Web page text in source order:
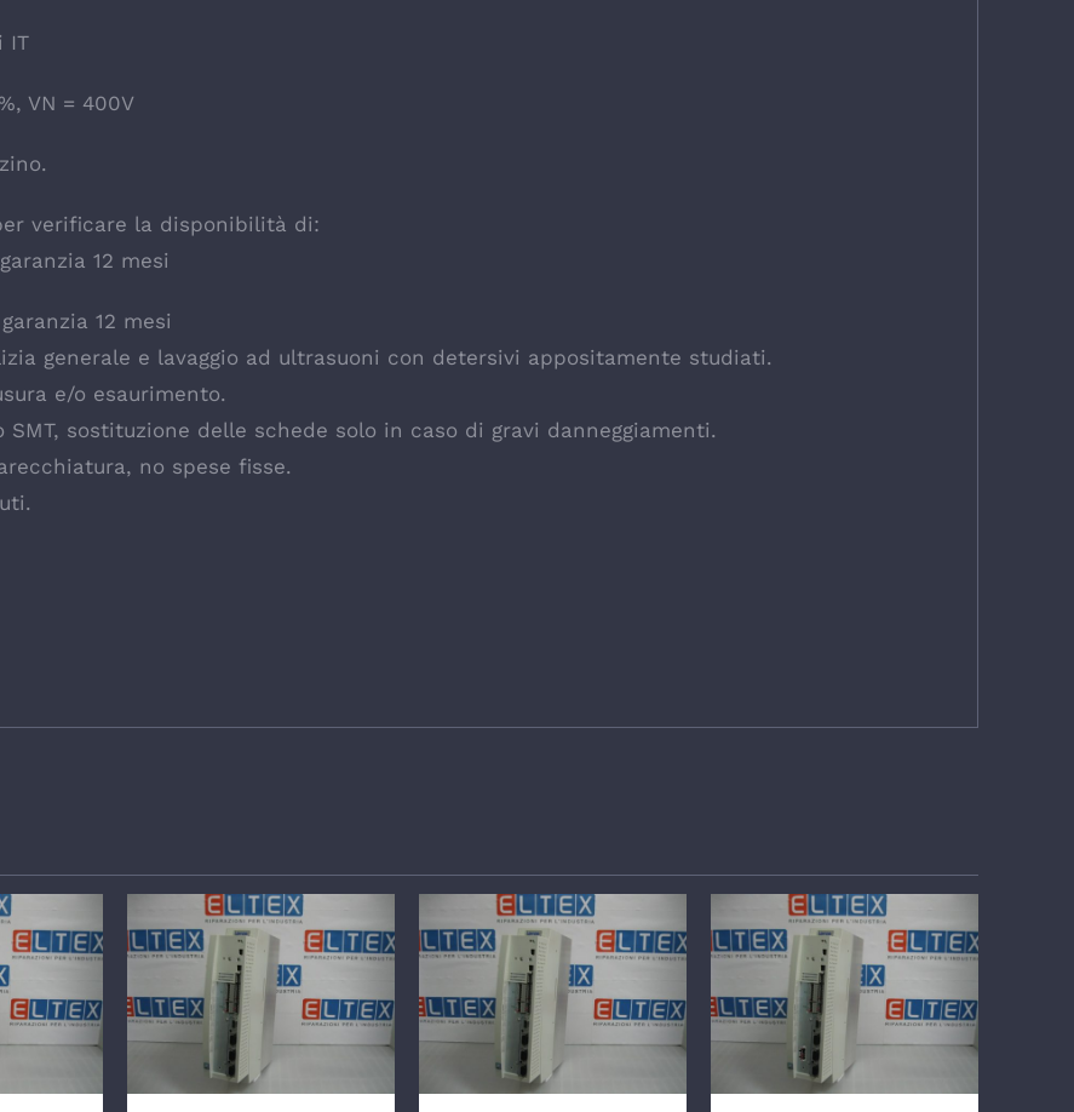
IT
VN = 400V
verificare la disponibilità di:
12 mesi
12 mesi
generale e lavaggio ad ultrasuoni con detersivi appositamente studiati.
e/o esaurimento.
sostituzione delle schede solo in caso di gravi danneggiamenti.
no spese fisse.
DETTAGLI DETTAGLI DETTAGLI